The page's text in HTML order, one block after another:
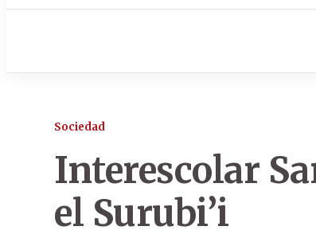
Sociedad
Interescolar
el Surubi’i